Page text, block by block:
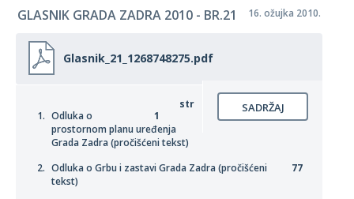
GLASNIK GRADA ZADRA 2010 - BR.21 16. ožujka 2010.
Glasnik_21_1268748275.pdf
SADRŽAJ
str
1
Odluka o
prostornom planu uređenja
Grada Zadra (pročišćeni tekst)
77
Odluka o Grbu i zastavi Grada Zadra (pročišćeni
tekst)